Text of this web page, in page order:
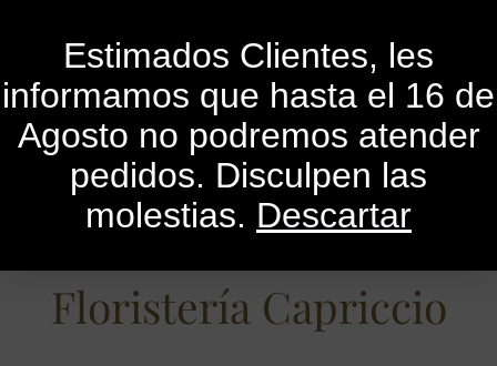
Estimados Clientes, les
informamos que hasta el 16 de
Agosto no podremos atender
pedidos. Disculpen las
molestias. Descartar
Floristería Capriccio